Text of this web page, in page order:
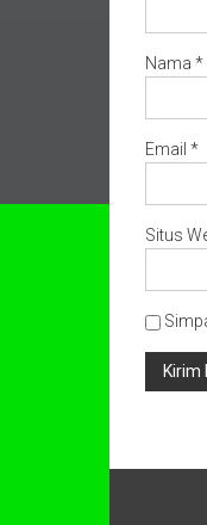
Nama *
Email *
Situs